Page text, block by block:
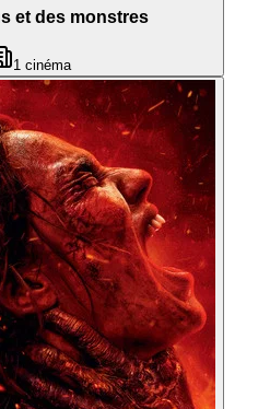
et des monstres
1cinéma